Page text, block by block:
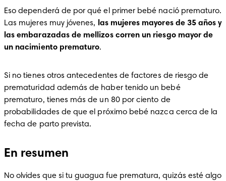
Eso dependerá de por qué el primer bebé nació prematuro.
Las mujeres muy jóvenes, las mujeres mayores de 35 años y
las embarazadas de mellizos corren un riesgo mayor de
un nacimiento prematuro.
Si no tienes otros antecedentes de factores de riesgo de
prematuridad además de haber tenido un bebé
prematuro, tienes más de un 80 por ciento de
probabilidades de que el próximo bebé nazca cerca de la
fecha de parto prevista.
En resumen
No olvides que si tu guagua fue prematura, quizás esté algo